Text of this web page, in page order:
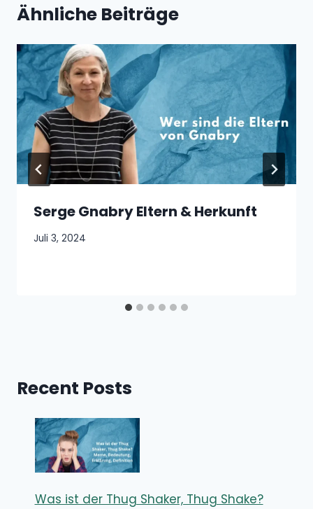
Ähnliche Beiträge
Serge Gnabry Eltern & Herkunft
Juli 3, 2024
Recent Posts
Was ist der Thug Shaker, Thug Shake?